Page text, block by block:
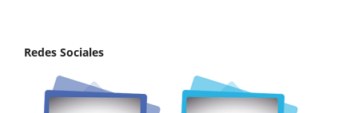
Redes Sociales